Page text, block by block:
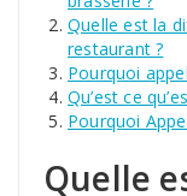
Quelle est la
restaurant ?
Pourquoi
Qu’est ce
Pourquoi
Quelle